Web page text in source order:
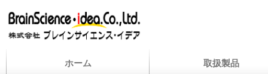
ホーム 取扱製品